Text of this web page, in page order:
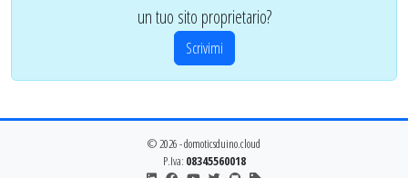
un tuo sito proprietario?
Scrivimi
© 2026 - domoticsduino.cloud
P.Iva: 08345560018